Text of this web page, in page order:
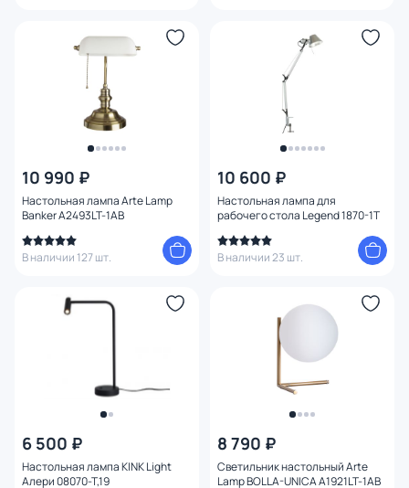
10 990 ₽
Настольная лампа Arte Lamp
Banker A2493LT-1AB
В наличии 127 шт.
10 600 ₽
Настольная лампа для
рабочего стола Legend 1870-1T
В наличии 23 шт.
6 500 ₽
Настольная лампа KINK Light
Алери 08070-T,19
8 790 ₽
Светильник настольный Arte
Lamp BOLLA-UNICA A1921LT-1AB